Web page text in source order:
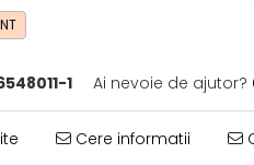
1 Ai nevoie de ajutor?
Cere informatii